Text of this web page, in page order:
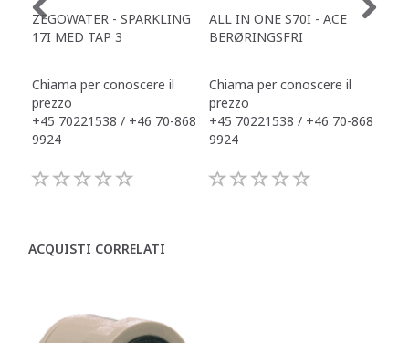
ZEGOWATER - SPARKLING
17I MED TAP 3
Chiama per conoscere il
prezzo
+45 70221538 / +46 70-868
9924
ALL IN ONE S70I - ACE
BERØRINGSFRI
Chiama per conoscere il
prezzo
+45 70221538 / +46 70-868
9924
ACQUISTI CORRELATI